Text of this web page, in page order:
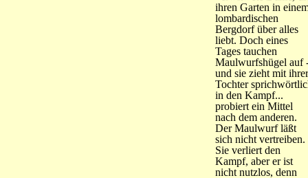
ihren Garten in
lombardischen
Bergdorf über alles
liebt. Doch eines
Tages tauchen
Maulwurfshügel auf
und sie zieht mit ihrer
Tochter
in den Kampf...
probiert ein Mittel
nach dem anderen.
Der Maulwurf läßt
sich nicht vertreiben.
Sie verliert den
Kampf, aber er ist
nicht nutzlos, denn